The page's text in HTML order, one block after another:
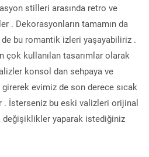
stilleri arasında retro ve
. Dekorasyonların tamamın da
bu romantik izleri yaşayabiliriz .
çok kullanılan tasarımlar olarak
konsol dan sehpaya ve
evimiz de son derece sıcak
. İsterseniz bu eski valizleri orijinal
yaparak istediğiniz